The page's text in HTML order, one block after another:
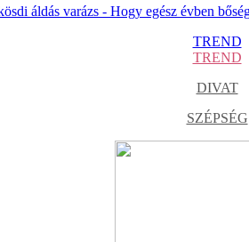
áldás varázs - Hogy egész évben
TREND
TREND
DIVAT
SZÉPSÉG